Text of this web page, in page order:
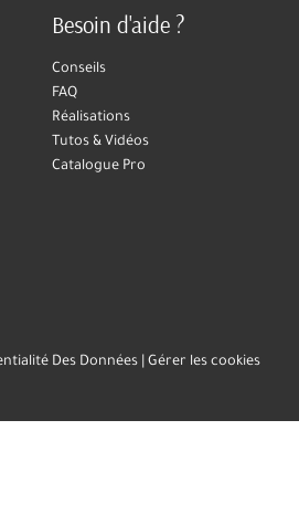
Besoin d'aide ?
Conseils
FAQ
Réalisations
Tutos & Vidéos
Catalogue Pro
Des Données Gérer les cookies